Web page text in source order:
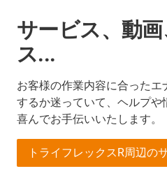
サービス、動
ス...
お客様の作業内容に合った
するか迷っていて、ヘルプや
喜んでお手伝いいたします。
トライフレックスR周辺の